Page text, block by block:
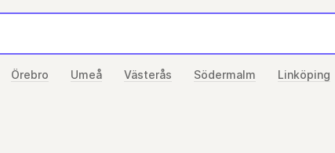
Örebro Umeå Västerås Södermalm Linköping